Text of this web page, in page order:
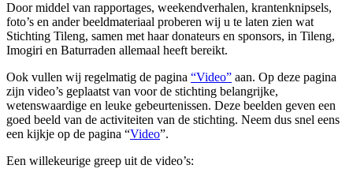
Door middel van rapportages, weekendverhalen, krantenknipsels,
foto’s en ander beeldmateriaal proberen wij u te laten zien wat
Stichting Tileng, samen met haar donateurs en sponsors, in Tileng,
Imogiri en Baturraden allemaal heeft bereikt.
Ook vullen wij regelmatig de pagina “Video” aan. Op deze pagina
zijn video’s geplaatst van voor de stichting belangrijke,
wetenswaardige en leuke gebeurtenissen. Deze beelden geven een
goed beeld van de activiteiten van de stichting. Neem dus snel eens
een kijkje op de pagina “Video”.
Een willekeurige greep uit de video’s: